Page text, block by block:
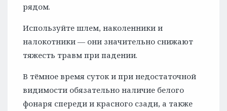
рядом.
Используйте шлем, наколенники и
налокотники — они значительно снижают
тяжесть травм при падении.
В тёмное время суток и при недостаточной
видимости обязательно наличие белого
фонаря спереди и красного сзади, а также